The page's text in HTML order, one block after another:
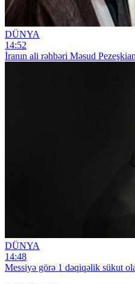
DÜNYA
14:52
İranın ali rəhbəri Məsud
DÜNYA
14:48
Messiyə görə 1 dəqiqəlik sükut